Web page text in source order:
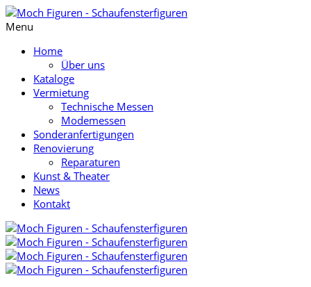
Menu
Home
Über uns
Kataloge
Vermietung
Technische Messen
Modemessen
Sonderanfertigungen
Renovierung
Reparaturen
Kunst & Theater
News
Kontakt